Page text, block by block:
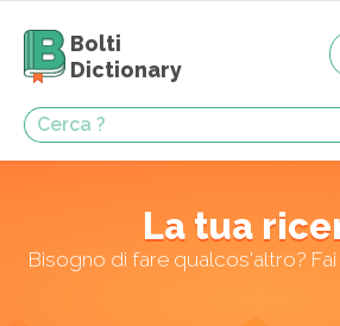
Bolti
Dictionary
La tua
Bisogno di fare qualcos'altro?